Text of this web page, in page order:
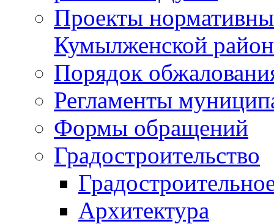
Проекты
Кумылженской
Порядок
Регламенты
Формы обращений
Градостроительство
Архитектура